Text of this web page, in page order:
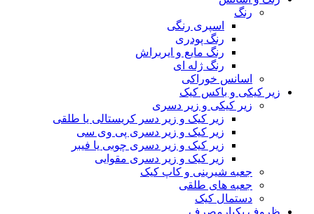
رنگ
اسپری رنگی
رنگ پودری
رنگ مایع و ایربراش
رنگ ژله ای
اسانس خوراکی
زیر کیکی و باکس کیک
زیر کیکی و زیر دسری
زیر کیک و زیر دسر کریستالی یا طلقی
زیر کیک و زیر دسری پی وی سی
زیر کیک و زیر دسری چوبی یا فیبر
زیر کیک و زیر دسری مقوایی
جعبه شیرینی و کاپ کیک
جعبه های طلقی
دستمال کیک
ظروف یکبارمصرف